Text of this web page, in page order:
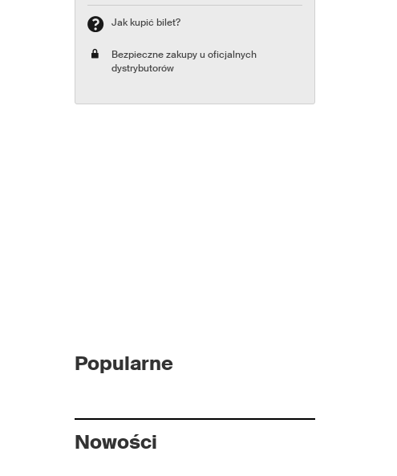
Jak kupić bilet?
Bezpieczne zakupy u oficjalnych
dystrybutorów
Popularne
Nowości